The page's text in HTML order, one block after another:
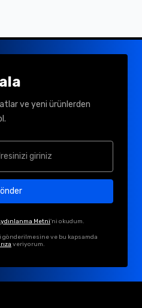
ve yeni ürünlerden
Metni'ni okudum.
gönderilmesine ve bu kapsamda
veriyorum.